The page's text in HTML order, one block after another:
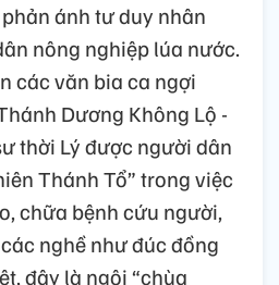
ánh tư duy nhân
nông nghiệp lúa nước.
các văn bia ca ngợi
Dương Không Lộ -
thời Lý được người dân
Thánh Tổ” trong việc
chữa bệnh cứu người,
nghề như đúc đồng
đây là ngôi “chùa